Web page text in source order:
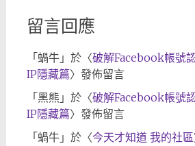
留言回應
「 蝸牛」於〈破解Facebook帳號
IP隱藏篇〉發佈留言
「 黑熊 」於〈破解Facebook帳號
IP隱藏篇〉發佈留言
「 蝸牛」於〈今天才知道 我的社